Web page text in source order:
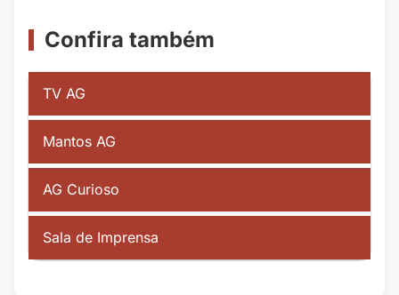
Confira também
TV AG
Mantos AG
AG Curioso
Sala de Imprensa